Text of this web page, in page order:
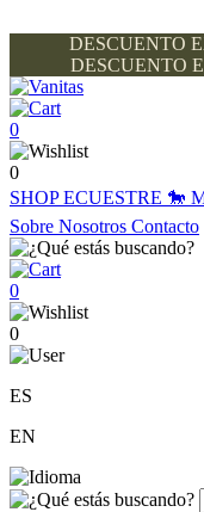
DESCUENTO
DESCUENTO
0
0
SHOPECUESTRE 🐎
Sobre Nosotros Contacto
0
0
ES
EN